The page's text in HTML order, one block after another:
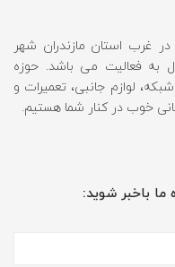
غرب استان مازندران شهر
به فعالیت می باشد. حوزه
لوازم جانبی، تعمیرات و
خوب در کنار شما هستیم.
باخبر شوید: